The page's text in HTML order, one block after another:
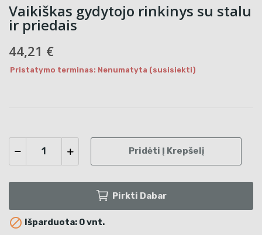
Vaikiškas gydytojo rinkinys su stalu
ir priedais
44,21 €
Pristatymo terminas: Nenumatyta (susisiekti)
Pridėti Į Krepšelį
Pirkti Dabar
 Išparduota: 0 vnt.